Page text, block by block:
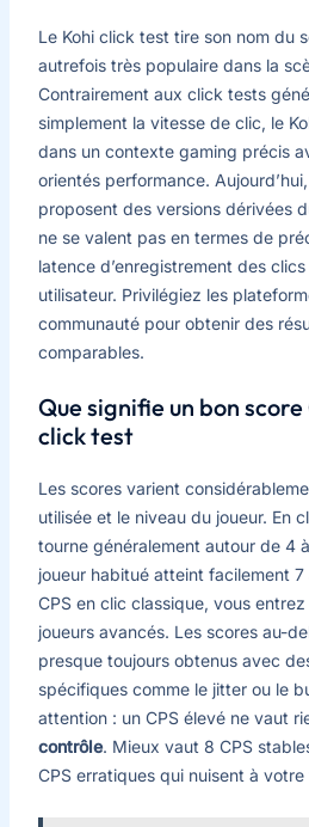
Le Kohi click test tire son nom du
autrefois très populaire dans la
Contrairement aux click tests
simplement la vitesse de clic, le
dans un contexte gaming précis
orientés performance.
proposent des versions dérivées
ne se valent pas en termes de
latence d’enregistrement des
utilisateur. Privilégiez les
communauté pour obtenir des
comparables.
Que signifie un bon score
click test
Les scores varient
utilisée et le niveau du joueur. En
tourne généralement autour de 4
joueur habitué atteint facilement
CPS en clic classique, vous
joueurs avancés. Les scores au-
presque toujours obtenus avec
spécifiques comme le jitter ou le
attention : un CPS élevé ne vaut
contrôle. Mieux vaut 8 CPS
CPS erratiques qui nuisent à votre